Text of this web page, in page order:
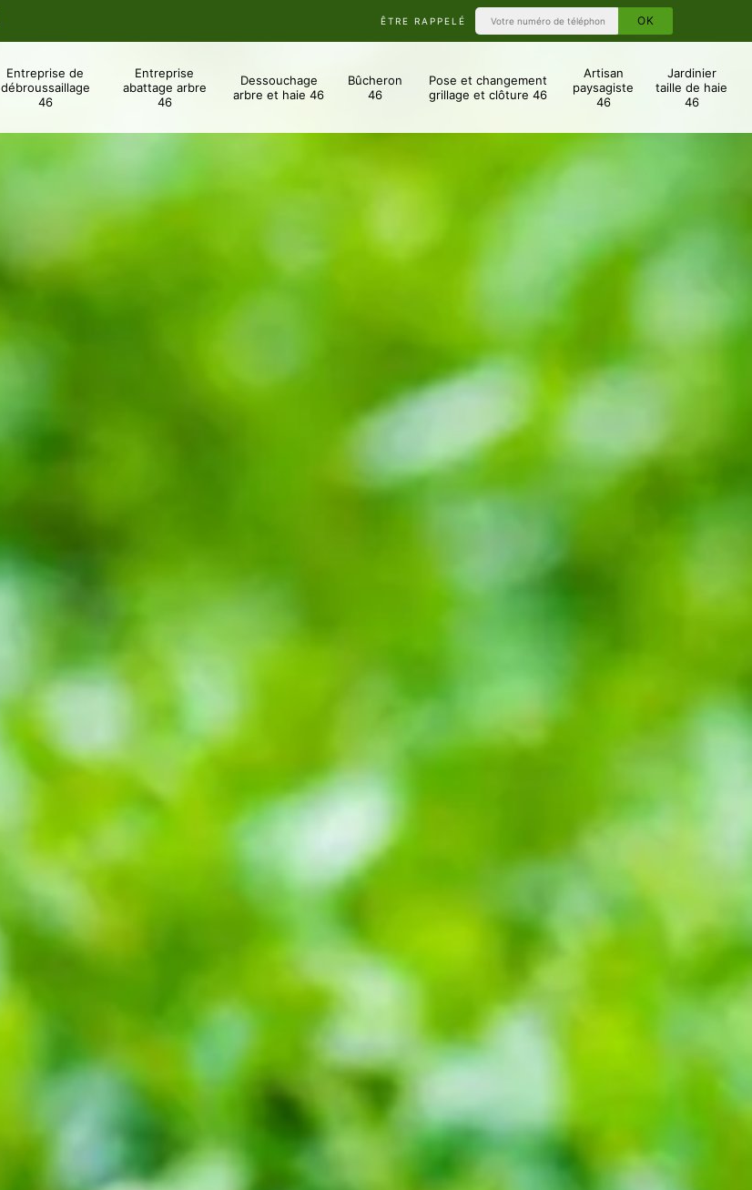
ÊTRE RAPPELÉ
Entreprise de
débroussaillage
46
Entreprise
abattage arbre
46
Dessouchage
arbre et haie 46
Bûcheron
46
Pose et changement
grillage et clôture 46
Artisan
paysagiste
46
Jardinier
taille de haie
46